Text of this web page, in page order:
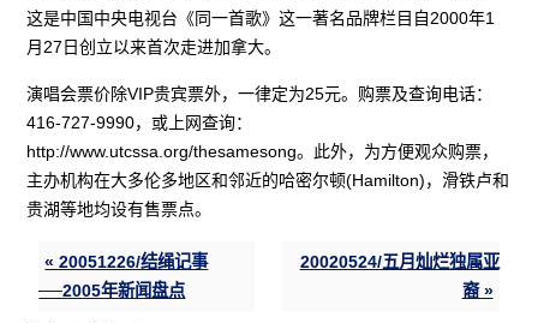
这是中国中央电视台《同一首歌》这一著名品牌栏目自2000年1
月27日创立以来首次走进加拿大。
演唱会票价除VIP贵宾票外，一律定为25元。购票及查询电话：
416-727-9990，或上网查询：
http://www.utcssa.org/thesamesong。此外，为方便观众购票，
主办机构在大多伦多地区和邻近的哈密尔顿(Hamilton)，滑铁卢和
贵湖等地均设有售票点。
« 20051226/结绳记事
──2005年新闻盘点
20020524/五月灿烂独属亚
裔 »